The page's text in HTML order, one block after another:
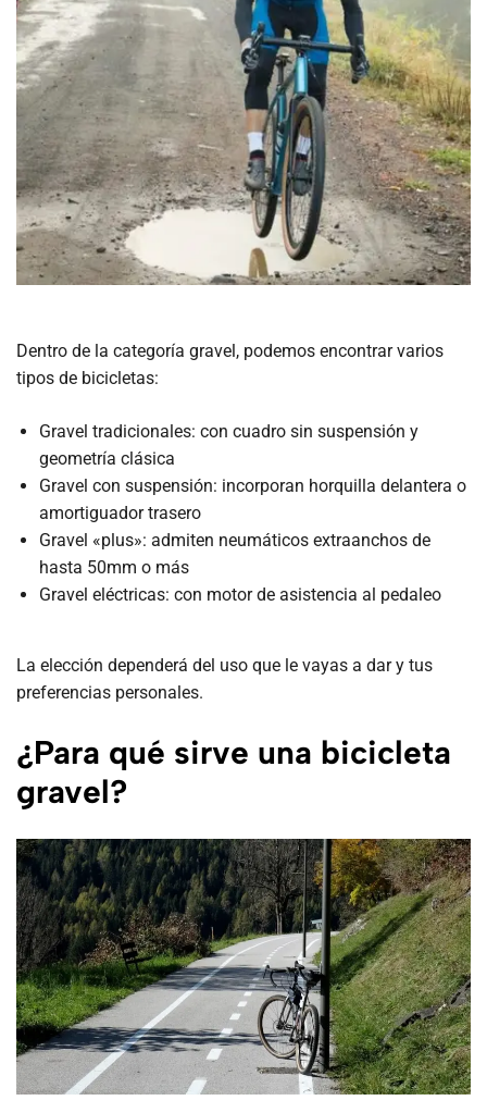
Dentro de la categoría gravel, podemos encontrar varios
tipos de bicicletas:
Gravel tradicionales: con cuadro sin suspensión y
geometría clásica
Gravel con suspensión: incorporan horquilla delantera o
amortiguador trasero
Gravel «plus»: admiten neumáticos extraanchos de
hasta 50mm o más
Gravel eléctricas: con motor de asistencia al pedaleo
La elección dependerá del uso que le vayas a dar y tus
preferencias personales.
¿Para qué sirve una bicicleta
gravel?